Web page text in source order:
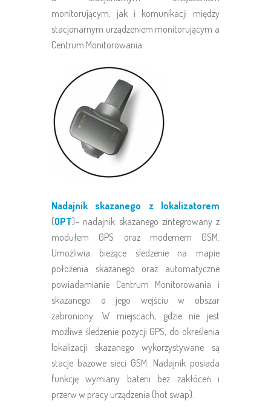
monitorującym, jak i komunikacji między
stacjonarnym urządzeniem monitorującym a
Centrum Monitorowania.
Nadajnik skazanego z lokalizatorem
(OPT)– nadajnik skazanego zintegrowany z
modułem GPS oraz modemem GSM.
Umożliwia bieżące śledzenie na mapie
położenia skazanego oraz automatyczne
powiadamianie Centrum Monitorowania i
skazanego o jego wejściu w obszar
zabroniony. W miejscach, gdzie nie jest
możliwe śledzenie pozycji GPS, do określenia
lokalizacji skazanego wykorzystywane są
stacje bazowe sieci GSM. Nadajnik posiada
funkcję wymiany baterii bez zakłóceń i
przerw w pracy urządzenia (hot swap).